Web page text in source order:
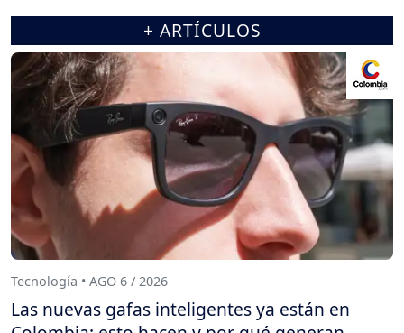
+ ARTÍCULOS
Tecnología • AGO 6 / 2026
Las nuevas gafas inteligentes ya están en